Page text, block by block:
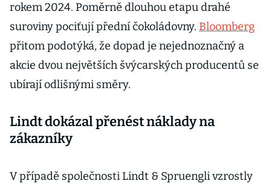
rokem 2024. Poměrně dlouhou etapu drahé
suroviny pociťují přední čokoládovny. Bloomberg
přitom podotýká, že dopad je nejednoznačný a
akcie dvou největších švýcarských producentů se
ubírají odlišnými směry.
Lindt dokázal přenést náklady na
zákazníky
V případě společnosti Lindt & Spruengli vzrostly